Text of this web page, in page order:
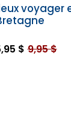
voyager
$ 9,95 $